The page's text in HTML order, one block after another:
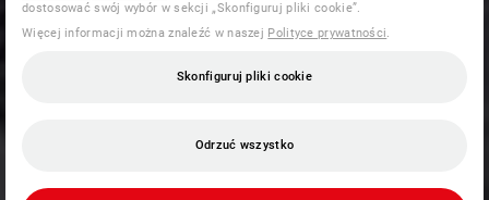
dostosować swój wybór w sekcji „Skonfiguruj pliki cookie”.
Więcej informacji można znaleźć w naszej Polityce prywatności.
Skonfiguruj pliki cookie
Odrzuć wszystko